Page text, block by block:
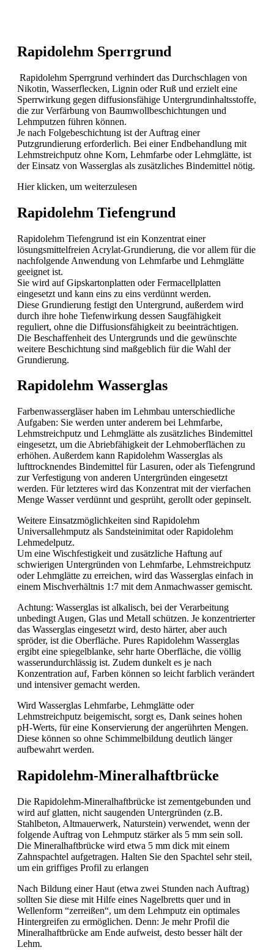
Rapidolehm Sperrgrund
Rapidolehm Sperrgrund verhindert das Durchschlagen von
Nikotin, Wasserflecken, Lignin oder Ruß und erzielt eine
Sperrwirkung gegen diffusionsfähige Untergrundinhaltsstoffe,
die zur Verfärbung von Baumwollbeschichtungen und
Lehmputzen führen können.
Je nach Folgebeschichtung ist der Auftrag einer
Putzgrundierung erforderlich. Bei einer Endbehandlung mit
Lehmstreichputz ohne Korn, Lehmfarbe oder Lehmglätte, ist
der Einsatz von Wasserglas als zusätzliches Bindemittel nötig.
Hier klicken, um weiterzulesen
Rapidolehm Tiefengrund
Rapidolehm Tiefengrund ist ein Konzentrat einer
lösungsmittelfreien Acrylat-Grundierung, die vor allem für die
nachfolgende Anwendung von Lehmfarbe und Lehmglätte
geeignet ist.
Sie wird auf Gipskartonplatten oder Fermacellplatten
eingesetzt und kann eins zu eins verdünnt werden.
Diese Grundierung festigt den Untergrund, außerdem wird
durch ihre hohe Tiefenwirkung dessen Saugfähigkeit
reguliert, ohne die Diffusionsfähigkeit zu beeinträchtigen.
Die Beschaffenheit des Untergrunds und die gewünschte
weitere Beschichtung sind maßgeblich für die Wahl der
Grundierung.
Rapidolehm Wasserglas
Farbenwassergläser haben im Lehmbau unterschiedliche
Aufgaben: Sie werden unter anderem bei Lehmfarbe,
Lehmstreichputz und Lehmglätte als zusätzliches Bindemittel
eingesetzt, um die Abriebfähigkeit der Lehmoberflächen zu
erhöhen. Außerdem kann Rapidolehm Wasserglas als
lufttrocknendes Bindemittel für Lasuren, oder als Tiefengrund
zur Verfestigung von anderen Untergründen eingesetzt
werden. Für letzteres wird das Konzentrat mit der vierfachen
Menge Wasser verdünnt und gesprüht, gerollt oder gepinselt.
Weitere Einsatzmöglichkeiten sind Rapidolehm
Universallehmputz als Sandsteinimitat oder Rapidolehm
Lehmedelputz.
Um eine Wischfestigkeit und zusätzliche Haftung auf
schwierigen Untergründen von Lehmfarbe, Lehmstreichputz
oder Lehmglätte zu erreichen, wird das Wasserglas einfach in
einem Mischverhältnis 1:7 mit dem Anmachwasser gemischt.
Achtung: Wasserglas ist alkalisch, bei der Verarbeitung
unbedingt Augen, Glas und Metall schützen. Je konzentrierter
das Wasserglas eingesetzt wird, desto härter, aber auch
spröder, ist die Oberfläche. Pures Rapidolehm Wasserglas
ergibt eine spiegelblanke, sehr harte Oberfläche, die völlig
wasserundurchlässig ist. Zudem dunkelt es je nach
Konzentration auf, Farben können so leicht farblich verändert
und intensiver gemacht werden.
Wird Wasserglas Lehmfarbe, Lehmglätte oder
Lehmstreichputz beigemischt, sorgt es, Dank seines hohen
pH-Werts, für eine Konservierung der angerührten Mengen.
Diese können so ohne Schimmelbildung deutlich länger
aufbewahrt werden.
Rapidolehm-Mineralhaftbrücke
Die Rapidolehm-Mineralhaftbrücke ist zementgebunden und
wird auf glatten, nicht saugenden Untergründen (z.B.
Stahlbeton, Altmauerwerk, Naturstein) verwendet, wenn der
folgende Auftrag von Lehmputz stärker als 5 mm sein soll.
Die Mineralhaftbrücke wird etwa 5 mm dick mit einem
Zahnspachtel aufgetragen. Halten Sie den Spachtel sehr steil,
um ein griffiges Profil zu erlangen
Nach Bildung einer Haut (etwa zwei Stunden nach Auftrag)
sollten Sie diese mit Hilfe eines Nagelbretts quer und in
Wellenform “zerreißen“, um dem Lehmputz ein optimales
Hintergreifen zu ermöglichen. Denn: Je mehr Profil die
Mineralhaftbrücke am Ende aufweist, desto besser hält der
Lehm.